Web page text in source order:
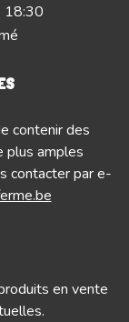
18:30
contenir des
plus amples
contacter par e-
en vente